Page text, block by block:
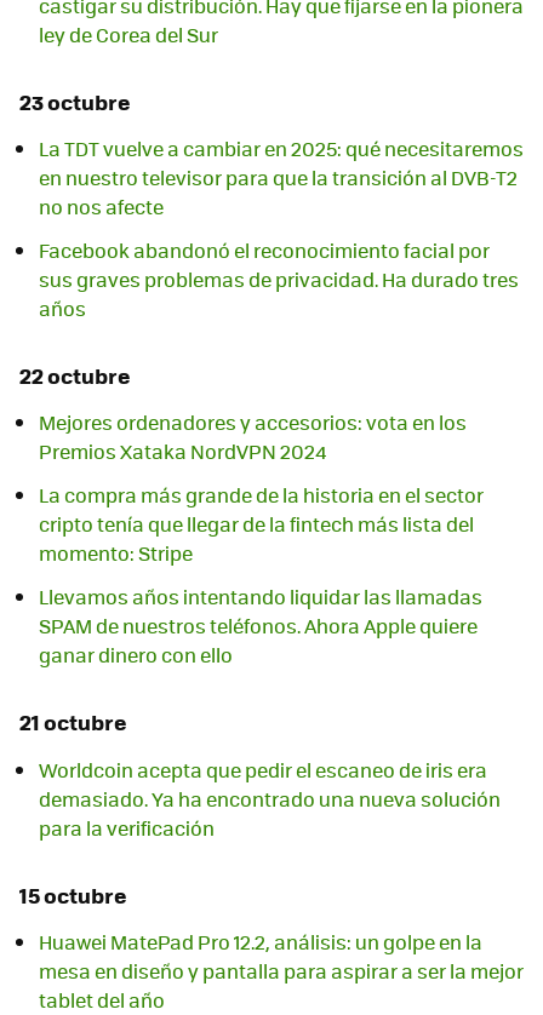
ley de Corea del Sur
23 octubre
La TDT vuelve a cambiar en 2025: qué necesitaremos
en nuestro televisor para que la transición al DVB-T2
no nos afecte
Facebook abandonó el reconocimiento facial por
sus graves problemas de privacidad. Ha durado tres
años
22 octubre
Mejores ordenadores y accesorios: vota en los
Premios Xataka NordVPN 2024
La compra más grande de la historia en el sector
cripto tenía que llegar de la fintech más lista del
momento: Stripe
Llevamos años intentando liquidar las llamadas
SPAM de nuestros teléfonos. Ahora Apple quiere
ganar dinero con ello
21 octubre
Worldcoin acepta que pedir el escaneo de iris era
demasiado. Ya ha encontrado una nueva solución
para la verificación
15 octubre
Huawei MatePad Pro 12.2, análisis: un golpe en la
mesa en diseño y pantalla para aspirar a ser la mejor
tablet del año